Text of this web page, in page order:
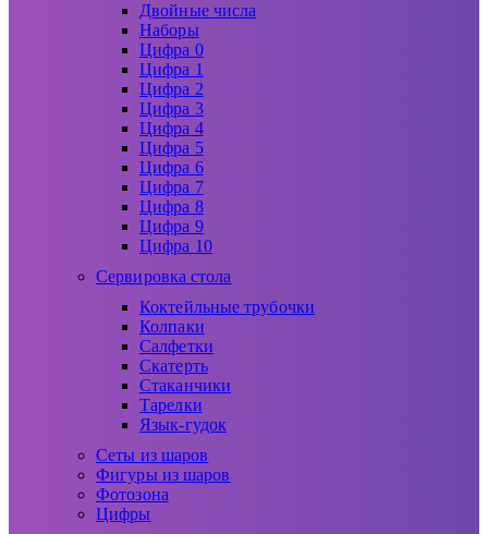
Двойные числа
Наборы
Цифра 0
Цифра 1
Цифра 2
Цифра 3
Цифра 4
Цифра 5
Цифра 6
Цифра 7
Цифра 8
Цифра 9
Цифра 10
Сервировка стола
Коктейльные трубочки
Колпаки
Салфетки
Скатерть
Стаканчики
Тарелки
Язык-гудок
Сеты из шаров
Фигуры из шаров
Фотозона
Цифры